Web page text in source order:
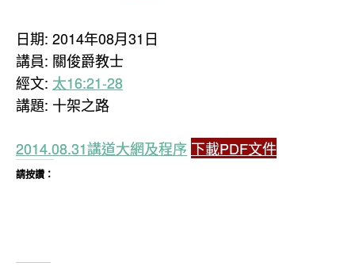
日期: 2014年08月31日
講員: 關俊爵教士
經文: 太16:21-28
講題: 十架之路
2014.08.31講道大網及程序 下載PDF文件
請按讚：